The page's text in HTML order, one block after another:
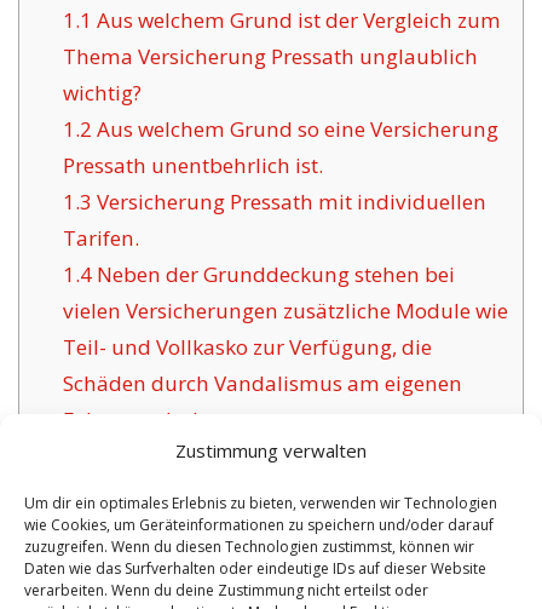
Zustimmung verwalten
Um dir ein optimales Erlebnis zu bieten, verwenden wir Technologien
wie Cookies, um Geräteinformationen zu speichern und/oder darauf
zuzugreifen. Wenn du diesen Technologien zustimmst, können wir
Daten wie das Surfverhalten oder eindeutige IDs auf dieser Website
verarbeiten. Wenn du deine Zustimmung nicht erteilst oder
1.1 Aus welchem Grund ist der Vergleich zum
Thema Versicherung Pressath unglaublich
wichtig?
1.2 Aus welchem Grund so eine Versicherung
Pressath unentbehrlich ist.
1.3 Versicherung Pressath mit individuellen
Tarifen.
1.4Neben der Grunddeckung stehen bei
vielen Versicherungen zusätzliche Module wie
Teil- und Vollkasko zur Verfügung, die
Schäden durch Vandalismus am eigenen
Fahrzeug decken.
Die Herausforderung bewährter
Versicherungsunternehmen für Pressath:
1.6Vorzüge dieser Versicherung in Pressath:
1.6.1Aktuelle Wahlmöglichkeiten mit
Versicherungszertifikat: